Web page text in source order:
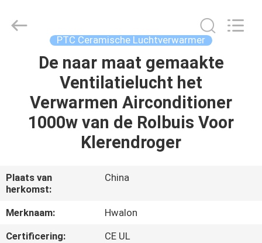
THUIS
PRODUCTEN
FABRIEKSTOCHT
KWALITEITSCONTROLE
PTC Ceramische Luchtverwarmer
De naar maat gemaakte
Ventilatielucht het
Verwarmen Airconditioner
1000w van de Rolbuis Voor
Klerendroger
Plaats van
herkomst:
China
Merknaam:
Hwalon
Certificering:
CE UL